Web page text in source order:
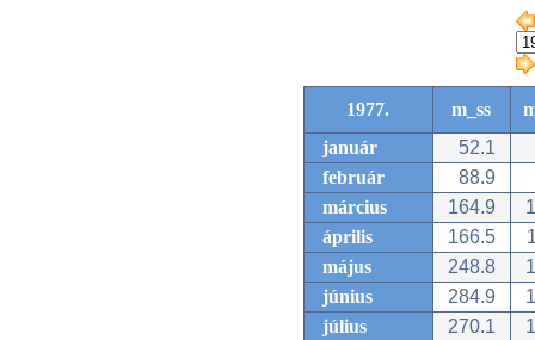
1977. m_ss
január
52.1
február
88.9
március
164.9
április
166.5
május
248.8
június
284.9
július
270.1